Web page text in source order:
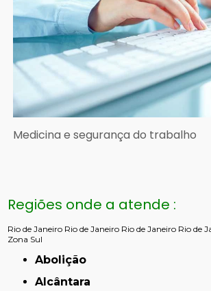
Medicina e segurança do trabalho
Regiões onde a atende :
Rio de Janeiro Rio de Janeiro Rio de Janeiro Rio de
Zona Sul
Abolição
Alcântara